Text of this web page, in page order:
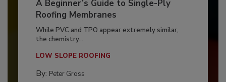
A Beginner’s Guide to Single-Ply
Roofing Membranes
While PVC and TPO appear extremely similar,
the chemistry...
LOW SLOPE ROOFING
By: Peter Gross